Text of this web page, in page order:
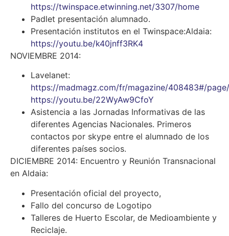
https://twinspace.etwinning.net/3307/home
Padlet presentación alumnado.
Presentación institutos en el Twinspace:Aldaia:
https://youtu.be/k40jnff3RK4
NOVIEMBRE 2014:
Lavelanet:
https://madmagz.com/fr/magazine/408483#/
https://youtu.be/22WyAw9CfoY
Asistencia a las Jornadas Informativas de las
diferentes Agencias Nacionales. Primeros
contactos por skype entre el alumnado de los
diferentes países socios.
DICIEMBRE 2014: Encuentro y Reunión Transnacional
en Aldaia:
Presentación oficial del proyecto,
Fallo del concurso de Logotipo
Talleres de Huerto Escolar, de Medioambiente y
Reciclaje.